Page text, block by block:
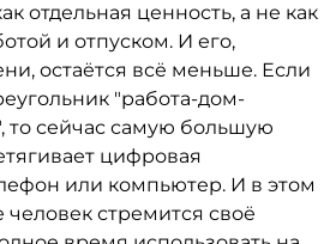
отдельная ценность, а не как
и отпуском. И его,
остаётся всё меньше. Если
"работа-дом-
то сейчас самую большую
цифровая
или компьютер. И в этом
человек стремится своё